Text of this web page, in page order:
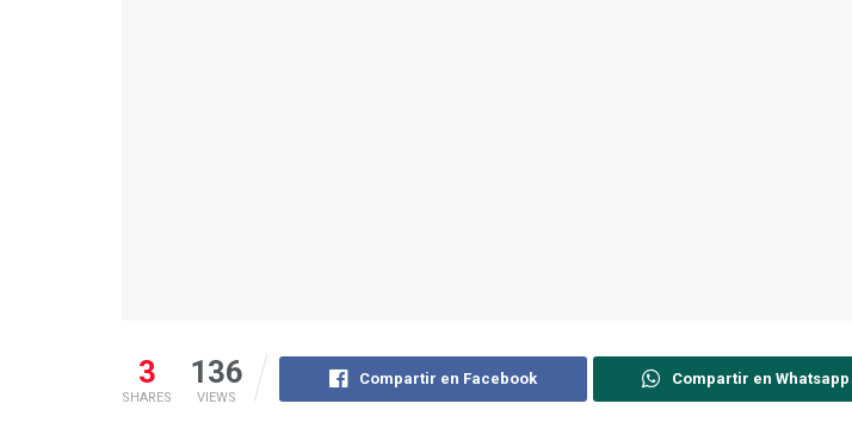
3
SHARES
136
VIEWS
Compartir en Facebook Compartir en Whatsapp